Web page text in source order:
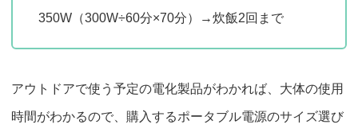
350W（300W÷60分×70分）→炊飯2回まで
アウトドアで使う予定の電化製品がわかれば、大体の使用
時間がわかるので、購入するポータブル電源のサイズ選び